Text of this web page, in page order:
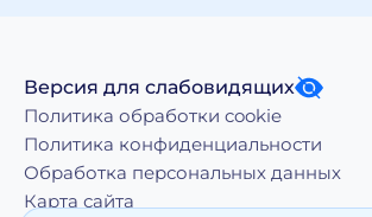
Версия для слабовидящих
Политика обработки cookie
Политика конфиденциальности
Обработка персональных данных
Карта сайта